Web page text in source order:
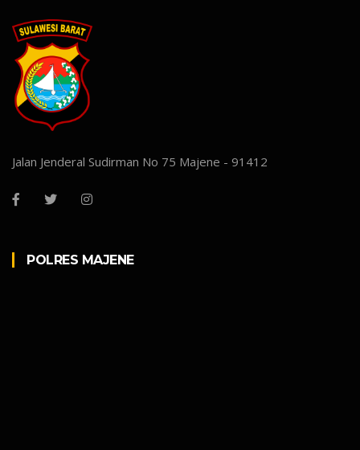
Jalan Jenderal Sudirman No 75 Majene - 91412
POLRES MAJENE